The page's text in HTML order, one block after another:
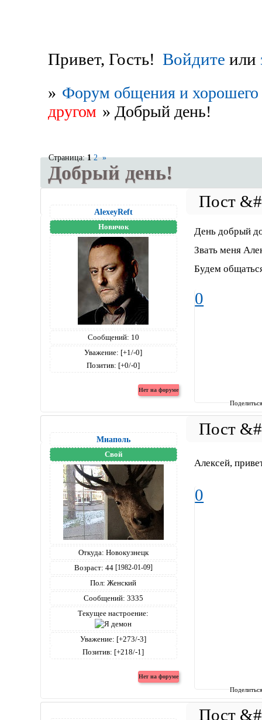
Привет, Гость! Войдите или
» Форум общения и хорошего
другом » Добрый день!
Добрый день!
Страница:1 2 »
AlexeyReft
Новичок
Сообщений: 10
Уважение: [+1/-0]
Позитив: [+0/-0]
День добрый
Звать меня
Будем
0
Миаполь
Свой
Откуда: Новокузнецк
Возраст: 44 [1982-01-09]
Пол: Женский
Сообщений: 3335
Текущее настроение:
Уважение: [+273/-3]
Позитив: [+218/-1]
Алексей,
0